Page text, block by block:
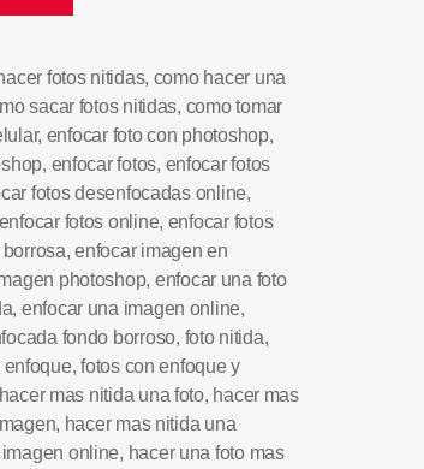
fotos nitidas, como hacer una
sacar fotos nitidas, como tomar
, enfocar foto con photoshop,
, enfocar fotos, enfocar fotos
fotos desenfocadas online,
enfocar fotos online, enfocar fotos
,enfocar imagen en
photoshop, enfocar una foto
, enfocar una imagen online,
fondo borroso, foto nitida,
enfoque,fotos con enfoque y
hacer mas nitida una foto, hacer mas
, hacer mas nitida una
online, hacer una foto mas